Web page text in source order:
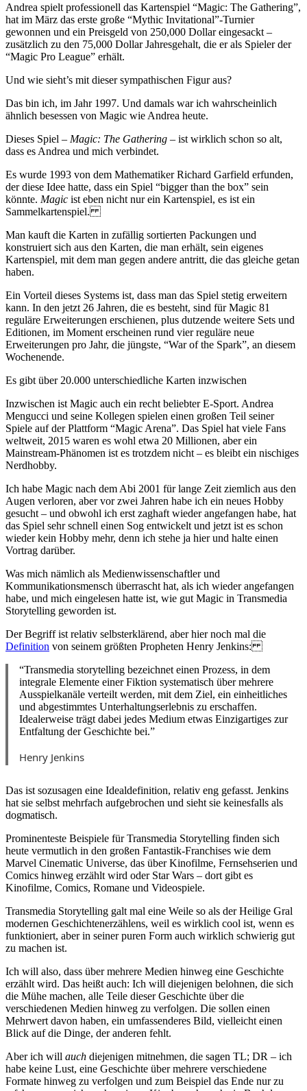
Andrea spielt professionell das Kartenspiel “Magic: The Gathering”,
hat im März das erste große “Mythic Invitational”-Turnier
gewonnen und ein Preisgeld von 250,000 Dollar eingesackt –
zusätzlich zu den 75,000 Dollar Jahresgehalt, die er als Spieler der
“Magic Pro League” erhält.
Und wie sieht’s mit dieser sympathischen Figur aus?
Das bin ich, im Jahr 1997. Und damals war ich wahrscheinlich
ähnlich besessen von Magic wie Andrea heute.
Dieses Spiel – Magic: The Gathering – ist wirklich schon so alt,
dass es Andrea und mich verbindet.
Es wurde 1993 von dem Mathematiker Richard Garfield erfunden,
der diese Idee hatte, dass ein Spiel “bigger than the box” sein
könnte. Magic ist eben nicht nur ein Kartenspiel, es ist ein
Sammelkartenspiel.
Man kauft die Karten in zufällig sortierten Packungen und
konstruiert sich aus den Karten, die man erhält, sein eigenes
Kartenspiel, mit dem man gegen andere antritt, die das gleiche getan
haben.
Ein Vorteil dieses Systems ist, dass man das Spiel stetig erweitern
kann. In den jetzt 26 Jahren, die es besteht, sind für Magic 81
reguläre Erweiterungen erschienen, plus dutzende weitere Sets und
Editionen, im Moment erscheinen rund vier reguläre neue
Erweiterungen pro Jahr, die jüngste, “War of the Spark”, an diesem
Wochenende.
Es gibt über 20.000 unterschiedliche Karten inzwischen
Inzwischen ist Magic auch ein recht beliebter E-Sport. Andrea
Mengucci und seine Kollegen spielen einen großen Teil seiner
Spiele auf der Plattform “Magic Arena”. Das Spiel hat viele Fans
weltweit, 2015 waren es wohl etwa 20 Millionen, aber ein
Mainstream-Phänomen ist es trotzdem nicht – es bleibt ein nischiges
Nerdhobby.
Ich habe Magic nach dem Abi 2001 für lange Zeit ziemlich aus den
Augen verloren, aber vor zwei Jahren habe ich ein neues Hobby
gesucht – und obwohl ich erst zaghaft wieder angefangen habe, hat
das Spiel sehr schnell einen Sog entwickelt und jetzt ist es schon
wieder kein Hobby mehr, denn ich stehe ja hier und halte einen
Vortrag darüber.
Was mich nämlich als Medienwissenschaftler und
Kommunikationsmensch überrascht hat, als ich wieder angefangen
habe, und mich eingelesen hatte ist, wie gut Magic in Transmedia
Storytelling geworden ist.
Der Begriff ist relativ selbsterklärend, aber hier noch mal die
Definition von seinem größten Propheten Henry Jenkins:
“Transmedia storytelling bezeichnet einen Prozess, in dem
integrale Elemente einer Fiktion systematisch über mehrere
Ausspielkanäle verteilt werden, mit dem Ziel, ein einheitliches
und abgestimmtes Unterhaltungserlebnis zu erschaffen.
Idealerweise trägt dabei jedes Medium etwas Einzigartiges zur
Entfaltung der Geschichte bei.”
Henry Jenkins
Das ist sozusagen eine Idealdefinition, relativ eng gefasst. Jenkins
hat sie selbst mehrfach aufgebrochen und sieht sie keinesfalls als
dogmatisch.
Prominenteste Beispiele für Transmedia Storytelling finden sich
heute vermutlich in den großen Fantastik-Franchises wie dem
Marvel Cinematic Universe, das über Kinofilme, Fernsehserien und
Comics hinweg erzählt wird oder Star Wars – dort gibt es
Kinofilme, Comics, Romane und Videospiele.
Transmedia Storytelling galt mal eine Weile so als der Heilige Gral
modernen Geschichtenerzählens, weil es wirklich cool ist, wenn es
funktioniert, aber in seiner puren Form auch wirklich schwierig gut
zu machen ist.
Ich will also, dass über mehrere Medien hinweg eine Geschichte
erzählt wird. Das heißt auch: Ich will diejenigen belohnen, die sich
die Mühe machen, alle Teile dieser Geschichte über die
verschiedenen Medien hinweg zu verfolgen. Die sollen einen
Mehrwert davon haben, ein umfassenderes Bild, vielleicht einen
Blick auf die Dinge, der anderen fehlt.
Aber ich will auch diejenigen mitnehmen, die sagen TL; DR – ich
habe keine Lust, eine Geschichte über mehrere verschiedene
Formate hinweg zu verfolgen und zum Beispiel das Ende nur zu